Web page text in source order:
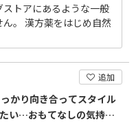
ストアにあるような一般
。 漢方薬をはじめ自然
追加
かり向き合ってスタイル
い…おもてなしの気持ち